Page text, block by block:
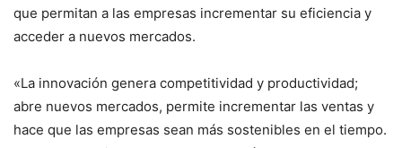
que permitan a las empresas incrementar su eficiencia y
acceder a nuevos mercados.
«La innovación genera competitividad y productividad;
abre nuevos mercados, permite incrementar las ventas y
hace que las empresas sean más sostenibles en el tiempo.